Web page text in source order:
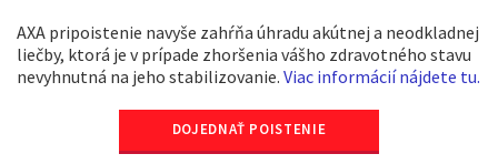
AXA pripoistenie navyše zahŕňa úhradu akútnej a neodkladnej
liečby, ktorá je v prípade zhoršenia vášho zdravotného stavu
nevyhnutná na jeho stabilizovanie. Viac informácií nájdete tu.
DOJEDNAŤ POISTENIE